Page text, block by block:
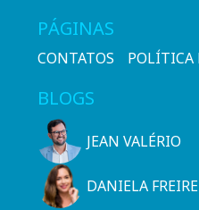
PÁGINAS
CONTATOS POLÍTICA
BLOGS
JEAN VALÉRIO
DANIELA FREIRE